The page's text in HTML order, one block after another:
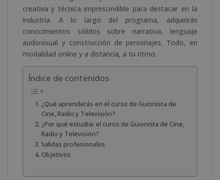
creativa y técnica imprescindible para destacar en la
industria. A lo largo del programa, adquirirás
conocimientos sólidos sobre narrativa, lenguaje
audiovisual y construcción de personajes. Todo, en
modalidad online y a distancia, a tu ritmo.
Índice de contenidos
¿Qué aprenderás en el curso de Guionista de
Cine, Radio y Televisión?
¿Por qué estudiar el curso de Guionista de Cine,
Radio y Televisión?
Salidas profesionales
Objetivos